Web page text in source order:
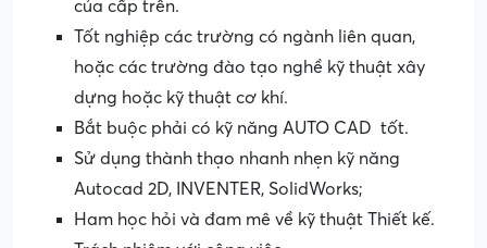
của cấp trên.
Tốt nghiệp các trường có ngành liên quan,
hoặc các trường đào tạo nghề kỹ thuật xây
dựng hoặc kỹ thuật cơ khí.
Bắt buộc phải có kỹ năng AUTO CAD tốt.
Sử dụng thành thạo nhanh nhẹn kỹ năng
Autocad 2D, INVENTER, SolidWorks;
Ham học hỏi và đam mê về kỹ thuật Thiết kế.